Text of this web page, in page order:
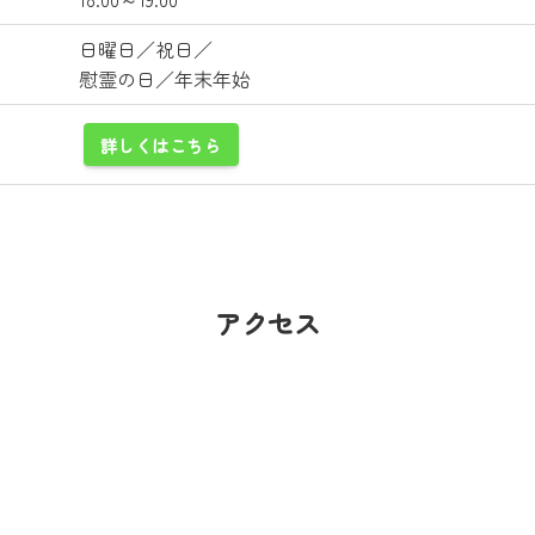
日曜日／祝日／
慰霊の日／年末年始
詳しくはこちら
アクセス